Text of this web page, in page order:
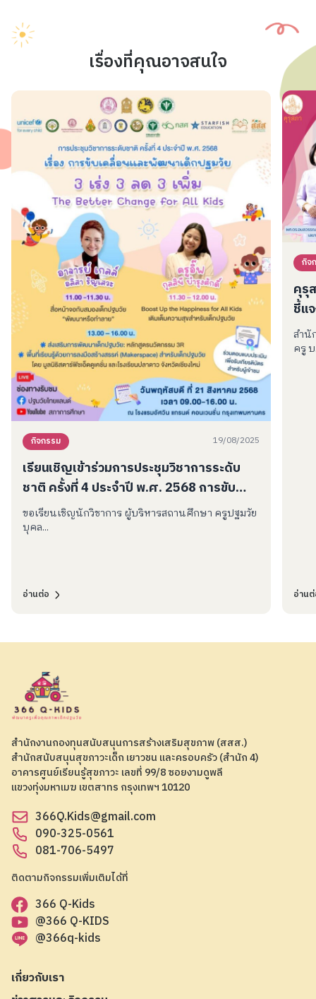
เรื่องที่คุณอาจสนใจ
กิจกรรม 19/08/2025
เรียนเชิญเข้าร่วมการประชุมวิชาการระดับ
ชาติ ครั้งที่ 4 ประจำปี พ.ศ. 2568 การขับ
เคลื่อนและพัฒนาเด็กปฐมวัย “3 เร่ง 3 ลด 3
เพิ่ม : The Better Change for All Kids”
ขอเรียนเชิญนักวิชาการ ผู้บริหารสถานศึกษา ครูปฐมวัย
บุคล...
อ่านต่อ
กิจ
คุรุ
ชี้แ
กา
สำนั
ครู
อ่าน
สำนักงานกองทุนสนับสนุนการสร้างเสริมสุขภาพ (สสส.)
สำนักสนับสนุนสุขภาวะเด็ก เยาวชน และครอบครัว (สำนัก 4)
อาคารศูนย์เรียนรู้สุขภาวะ เลขที่ 99/8 ซอยงามดูพลี
แขวงทุ่งมหาเมฆ เขตสาทร กรุงเทพฯ 10120
366Q.Kids@gmail.com
090-325-0561
081-706-5497
เกี่ยวกับเรา
ติดตามกิจกรรมเพิ่มเติมได้ที่
366 Q-Kids
@366 Q-KIDS
@366q-kids